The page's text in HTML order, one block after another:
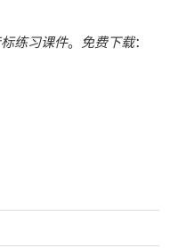
练习课件。 免费下载：